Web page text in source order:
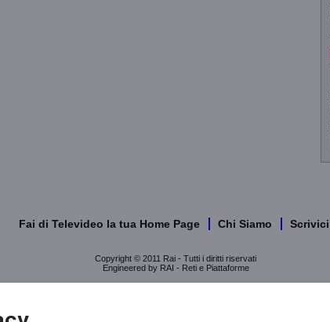
Fai di Televideo la tua Home Page Chi Siamo Scrivici
Copyright © 2011 Rai - Tutti i diritti riservati
Engineered by RAI - Reti e Piattaforme